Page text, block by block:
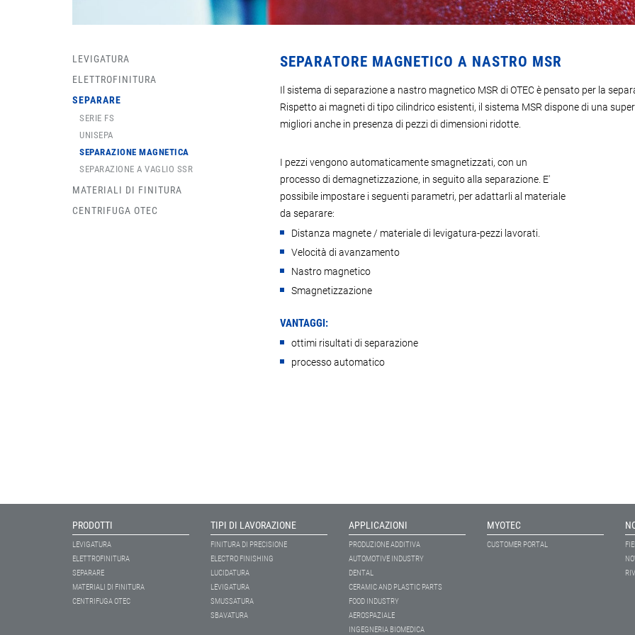
LEVIGATURA
ELETTROFINITURA
SEPARARE
SERIE FS
UNISEPA
SEPARAZIONE MAGNETICA
SEPARAZIONE A VAGLIO SSR
MATERIALI DI FINITURA
CENTRIFUGA OTEC
SEPARATORE MAGNETICO A NASTRO MSR
Il sistema di separazione a nastro magnetico MSR di OTEC è pensato per la
Rispetto ai magneti di tipo cilindrico esistenti, il sistema MSR dispone di una
migliori anche in presenza di pezzi di dimensioni ridotte.
I pezzi vengono automaticamente smagnetizzati, con un
processo di demagnetizzazione, in seguito alla separazione. E'
possibile impostare i seguenti parametri, per adattarli al materiale
da separare:
Distanza magnete / materiale di levigatura-pezzi lavorati.
Velocità di avanzamento
Nastro magnetico
Smagnetizzazione
VANTAGGI:
ottimi risultati di separazione
processo automatico
PRODOTTI
LEVIGATURA
ELETTROFINITURA
SEPARARE
MATERIALI DI FINITURA
CENTRIFUGA OTEC
TIPI DI LAVORAZIONE
FINITURA DI PRECISIONE
ELECTRO FINISHING
LUCIDATURA
LEVIGATURA
SMUSSATURA
SBAVATURA
APPLICAZIONI
PRODUZIONE ADDITIVA
AUTOMOTIVE INDUSTRY
DENTAL
CERAMIC AND PLASTIC PARTS
FOOD INDUSTRY
AEROSPAZIALE
INGEGNERIA BIOMEDICA
MYOTEC
CUSTOMER PORTAL